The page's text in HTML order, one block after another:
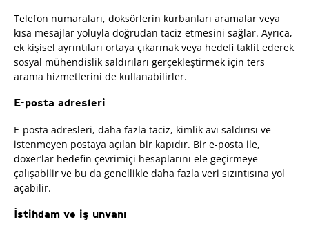
Telefon numaraları, doksörlerin kurbanları aramalar veya
kısa mesajlar yoluyla doğrudan taciz etmesini sağlar. Ayrıca,
ek kişisel ayrıntıları ortaya çıkarmak veya hedefi taklit ederek
sosyal mühendislik saldırıları gerçekleştirmek için ters
arama hizmetlerini de kullanabilirler.
E-posta adresleri
E-posta adresleri, daha fazla taciz, kimlik avı saldırısı ve
istenmeyen postaya açılan bir kapıdır. Bir e-posta ile,
doxer’lar hedefin çevrimiçi hesaplarını ele geçirmeye
çalışabilir ve bu da genellikle daha fazla veri sızıntısına yol
açabilir.
İstihdam ve iş unvanı